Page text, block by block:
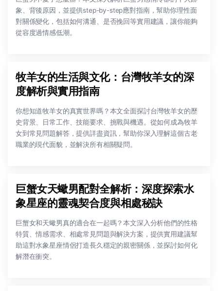
象、背後原因，並提供step-by-step應對指南，幫助你理性面
對關係變化，包括如何溝通、是否挽回等實用建議，讓你能夠
從容度過情感低潮。
牧羊女的生活與文化：台灣牧羊女的深
度解析與實用指南
你想知道牧羊女的真實世界嗎？本文全面探討台灣牧羊女的歷
史背景、日常工作、技能要求、挑戰與機遇。從如何成為牧羊
女到常見問題解答，提供詳盡資訊，幫助你深入理解這個古老
職業的現代面貌，並解決所有相關疑問。
巨蟹女天蠍男配對全解析：深度探索水
象星座的靈魂契合度與相處秘訣
巨蟹女和天蠍男真的適合在一起嗎？本文深入分析他們的性格
特質、情感需求、相處常見問題與解決方案，提供實用建議幫
助這對水象星座情侶打造長久穩定的親密關係，並探討如何化
解潛在衝突。